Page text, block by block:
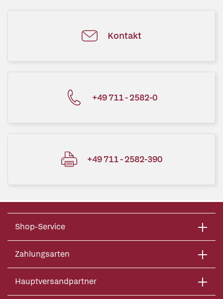
Kontakt
+49 711 - 2582-0
+49 711 - 2582-390
Shop-Service
Zahlungsarten
Hauptversandpartner